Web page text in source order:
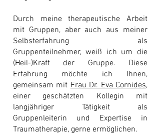
Durch meine therapeutische Arbeit
mit Gruppen, aber auch aus meiner
Selbsterfahrung als
Gruppenteilnehmer, weiß ich um die
(Heil-)Kraft der Gruppe. Diese
Erfahrung möchte ich Ihnen,
gemeinsam mitFrau Dr. Eva Cornides,
einer geschätzten Kollegin mit
langjähriger Tätigkeit als
Gruppenleiterin und Expertise in
Traumatherapie, gerne ermöglichen.